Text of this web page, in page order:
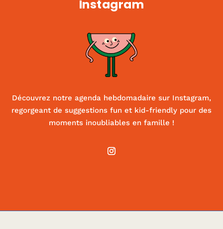
Instagram
Découvrez notre agenda hebdomadaire sur Instagram,
regorgeant de suggestions fun et kid-friendly pour des
moments inoubliables en famille !